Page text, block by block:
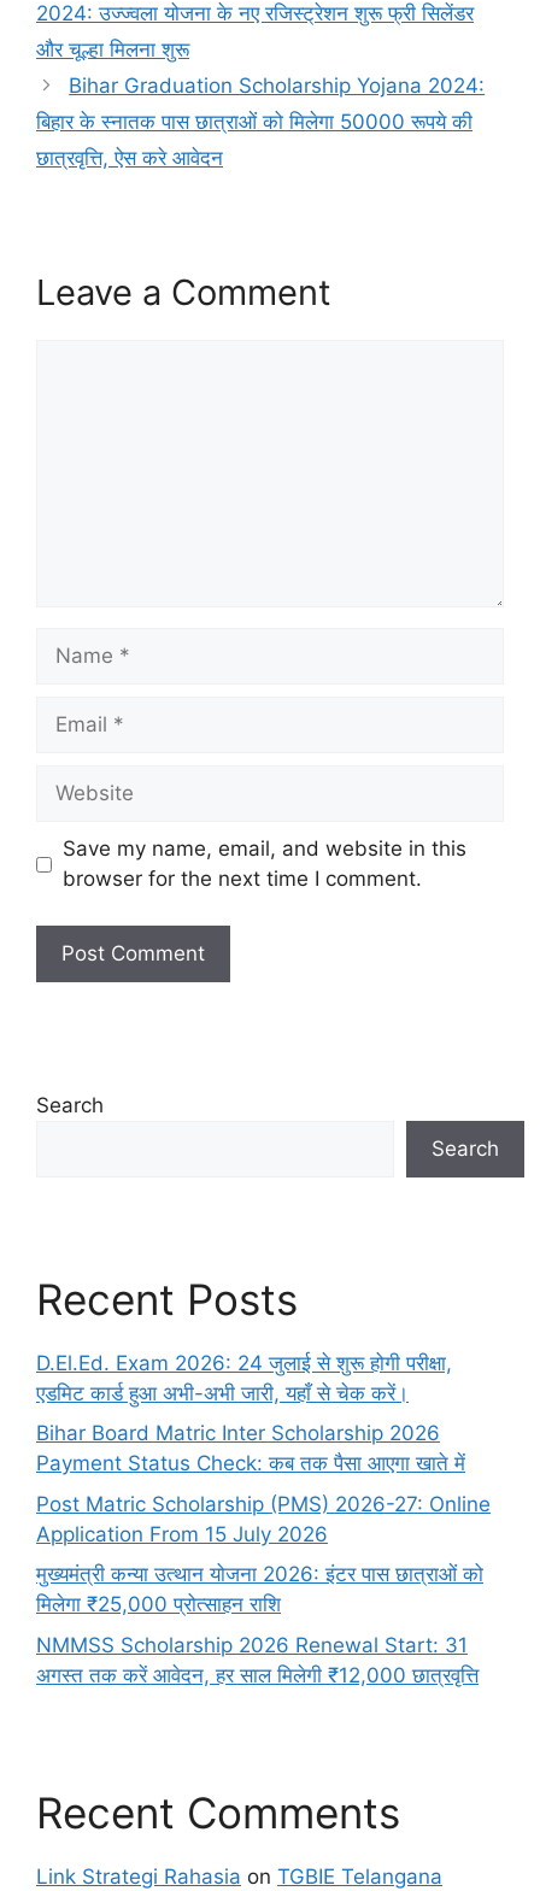
2024: उज्ज्वला योजना के नए रजिस्ट्रेशन शुरू फ्री सिलेंडर
और चूल्हा मिलना शुरू
Bihar Graduation Scholarship Yojana 2024:
बिहार के स्नातक पास छात्राओं को मिलेगा 50000 रूपये की
छात्रवृत्ति, ऐस करे आवेदन
Leave a Comment
Name
Email
Website
Save my name, email, and website in this
browser for the next time I comment.
Search
Search
Recent Posts
D.El.Ed. Exam 2026: 24 जुलाई से शुरू होगी परीक्षा,
एडमिट कार्ड हुआ अभी-अभी जारी, यहाँ से चेक करें।
Bihar Board Matric Inter Scholarship 2026
Payment Status Check: कब तक पैसा आएगा खाते में
Post Matric Scholarship (PMS) 2026-27: Online
Application From 15 July 2026
मुख्यमंत्री कन्या उत्थान योजना 2026: इंटर पास छात्राओं को
मिलेगा ₹25,000 प्रोत्साहन राशि
NMMSS Scholarship 2026 Renewal Start: 31
अगस्त तक करें आवेदन, हर साल मिलेगी ₹12,000 छात्रवृत्ति
Recent Comments
Link Strategi Rahasia on TGBIE Telangana